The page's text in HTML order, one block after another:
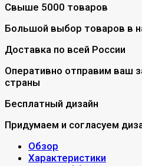
Свыше 5000 товаров
Большой выбор товаров в
Доставка по всей России
Оперативно отправим ваш
страны
Бесплатный дизайн
Придумаем и согласуем
Обзор
Характеристики